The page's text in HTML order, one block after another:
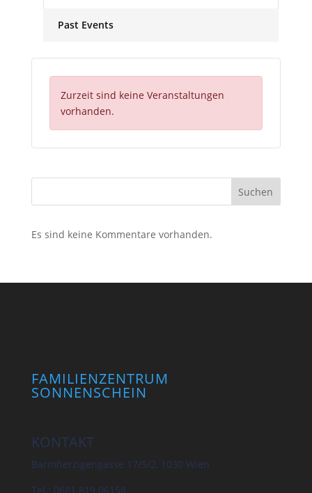
Past Events
Zurzeit sind keine Veranstaltungen
vorhanden.
Suchen
Es sind keine Kommentare vorhanden.
FAMILIENZENTRUM
SONNENSCHEIN
KONTAKT
Barmherzigengasse 17/5/2, 1030 Wien
Tel.: 0681 819 06158